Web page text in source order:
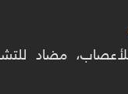
مضاد